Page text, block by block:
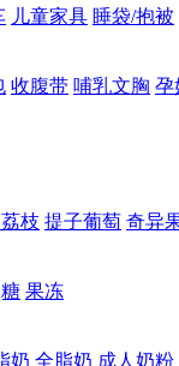
儿童家具 睡袋/抱被
收腹带 哺乳文胸 孕
枝 提子葡萄 奇异
果冻
奶 全脂奶 成人奶粉